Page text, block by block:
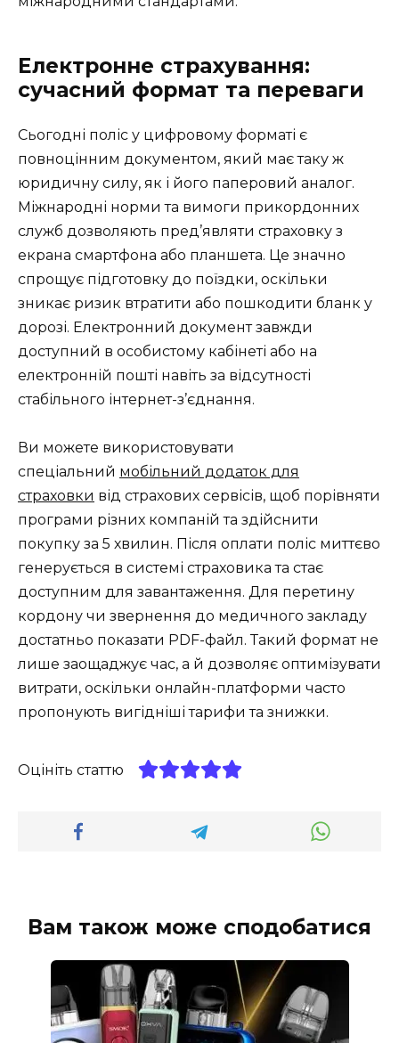
Електронне страхування:
сучасний формат та переваги
Сьогодні поліс у цифровому форматі є
повноцінним документом, який має таку ж
юридичну силу, як і його паперовий аналог.
Міжнародні норми та вимоги прикордонних
служб дозволяють пред’являти страховку з
екрана смартфона або планшета. Це значно
спрощує підготовку до поїздки, оскільки
зникає ризик втратити або пошкодити бланк у
дорозі. Електронний документ завжди
доступний в особистому кабінеті або на
електронній пошті навіть за відсутності
стабільного інтернет-з’єднання.
Ви можете використовувати
спеціальний мобільний додаток для
страховки від страхових сервісів, щоб порівняти
програми різних компаній та здійснити
покупку за 5 хвилин. Після оплати поліс миттєво
генерується в системі страховика та стає
доступним для завантаження. Для перетину
кордону чи звернення до медичного закладу
достатньо показати PDF-файл. Такий формат не
лише заощаджує час, а й дозволяє оптимізувати
витрати, оскільки онлайн-платформи часто
пропонують вигідніші тарифи та знижки.
Оцініть статтю
Вам також може сподобатися